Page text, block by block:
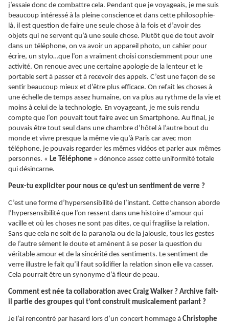
j’essaie donc de combattre cela. Pendant que je voyageais, je me suis
beaucoup intéressé à la pleine conscience et dans cette philosophie-
là, il est question de faire une seule chose à la fois et d’avoir des
objets qui ne servent qu’à une seule chose. Plutôt que de tout avoir
dans un téléphone, on va avoir un appareil photo, un cahier pour
écrire, un stylo…que l’on a vraiment choisi consciemment pour une
activité. On renoue avec une certaine apologie de la lenteur et le
portable sert à passer et à recevoir des appels. C’est une façon de se
sentir beaucoup mieux et d’être plus efficace. On refait les choses à
une échelle de temps assez humaine, on va plus au rythme de la vie et
moins à celui de la technologie. En voyageant, je me suis rendu
compte que l’on pouvait tout faire avec un Smartphone. Au final, je
pouvais être tout seul dans une chambre d’hôtel à l’autre bout du
monde et vivre presque la même vie qu’à Paris car avec mon
téléphone, je pouvais regarder les mêmes vidéos et parler aux mêmes
personnes. « Le Téléphone » dénonce assez cette uniformité totale
qui désincarne.
Peux-tu expliciter pour nous ce qu’est un sentiment de verre ?
C’est une forme d’hypersensibilité de l’instant. Cette chanson aborde
l’hypersensibilité que l’on ressent dans une histoire d’amour qui
vacille et où les choses ne sont pas dites, ce qui fragilise la relation.
Sans que cela ne soit de la paranoïa ou de la jalousie, tous les gestes
de l’autre sèment le doute et amènent à se poser la question du
véritable amour et de la sincérité des sentiments. Le sentiment de
verre illustre le fait qu’il faut solidifier la relation sinon elle va casser.
Cela pourrait être un synonyme d’à fleur de peau.
Comment est née ta collaboration avec Craig Walker ? Archive fait-
il partie des groupes qui t’ont construit musicalement parlant ?
Je l’ai rencontré par hasard lors d’un concert hommage à Christophe